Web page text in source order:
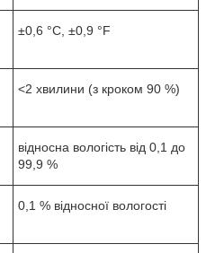
±0,6 °С, ±0,9 °F
<2 хвилини (з кроком 90 %)
відносна вологість від 0,1 до
99,9 %
0,1 % відносної вологості